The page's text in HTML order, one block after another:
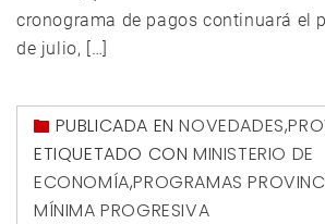
cronograma de pagos continuará el
de julio, […]
PUBLICADA ENNOVEDADES,
ETIQUETADO CON MINISTERIO DE
ECONOMÍA,PROGRAMAS
MÍNIMA PROGRESIVA